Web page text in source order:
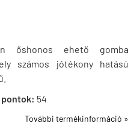
őshonos ehető gomba
számos jótékony hatású
pontok: 54
További termékinformáció »